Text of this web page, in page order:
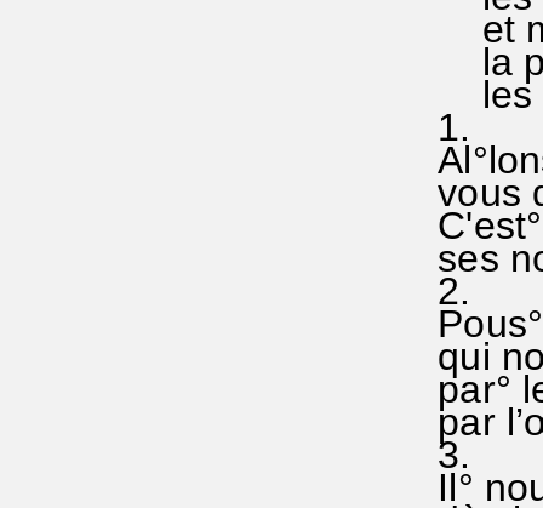
et
la
les
1.
vous
ses
2.
qui
par°
par
3.
Il°